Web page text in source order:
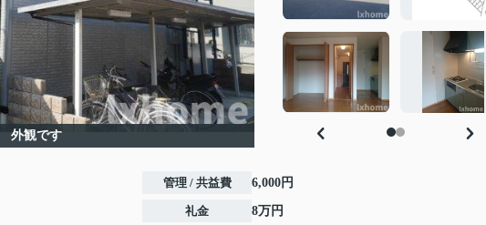
外観です
管理 / 共益費 6,000円
礼金 8万円